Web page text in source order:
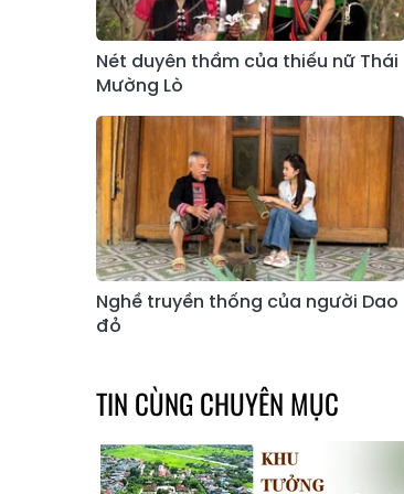
Nét duyên thầm của thiếu nữ Thái
Mường Lò
Nghề truyền thống của người Dao
đỏ
TIN CÙNG CHUYÊN MỤC